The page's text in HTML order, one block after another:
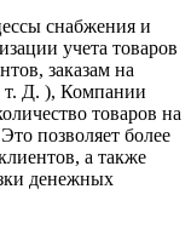
снабжения и
учета товаров
заказам на
т. Д. ), Компании
товаров на
позволяет более
а также
денежных